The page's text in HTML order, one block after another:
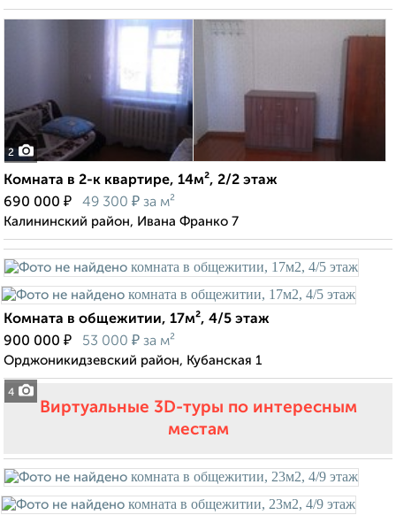
2
Комната в 2-к квартире, 14м², 2/2 этаж
690 000 ₽ 49 300 ₽ за м²
Калининский район, Ивана Франко 7
4
Комната в общежитии, 17м², 4/5 этаж
900 000 ₽ 53 000 ₽ за м²
Орджоникидзевский район, Кубанская 1
Виртуальные 3D-туры по интересным
местам